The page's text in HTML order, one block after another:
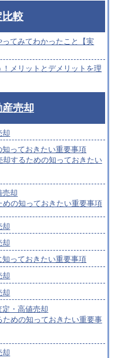
比較
ってみてわかったこと【実
メリットとデメリットを理
売却
却
知っておきたい重要事項
却するための知っておきたい
売却
めの知っておきたい重要事項
却
却
知っておきたい重要事項
却
却
定・高値売却
ための知っておきたい重要事
却